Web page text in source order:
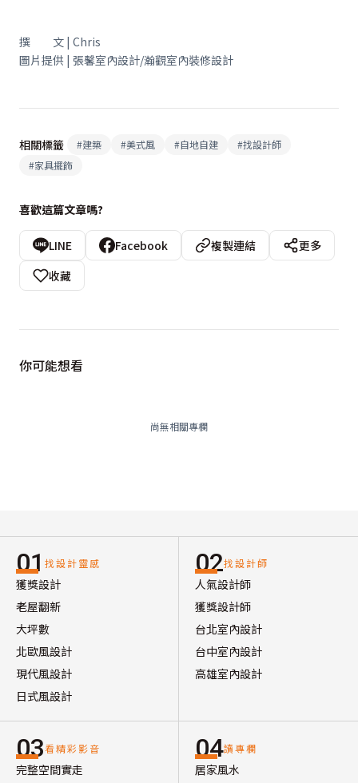
撰 文 | Chris
圖片提供 | 張馨室內設計/瀚觀室內裝修設計
相關標籤 #建築 #美式風 #自地自建 #找設計師
#家具擺飾
喜歡這篇文章嗎?
LINE Facebook 複製連結
更多
收藏
你可能想看
尚無相關專欄
01 找設計靈感
獲獎設計
老屋翻新
大坪數
北歐風設計
現代風設計
日式風設計
02找設計師
人氣設計師
獲獎設計師
台北室內設計
台中室內設計
高雄室內設計
03看精彩影音
完整空間實走
04讀專欄
居家風水